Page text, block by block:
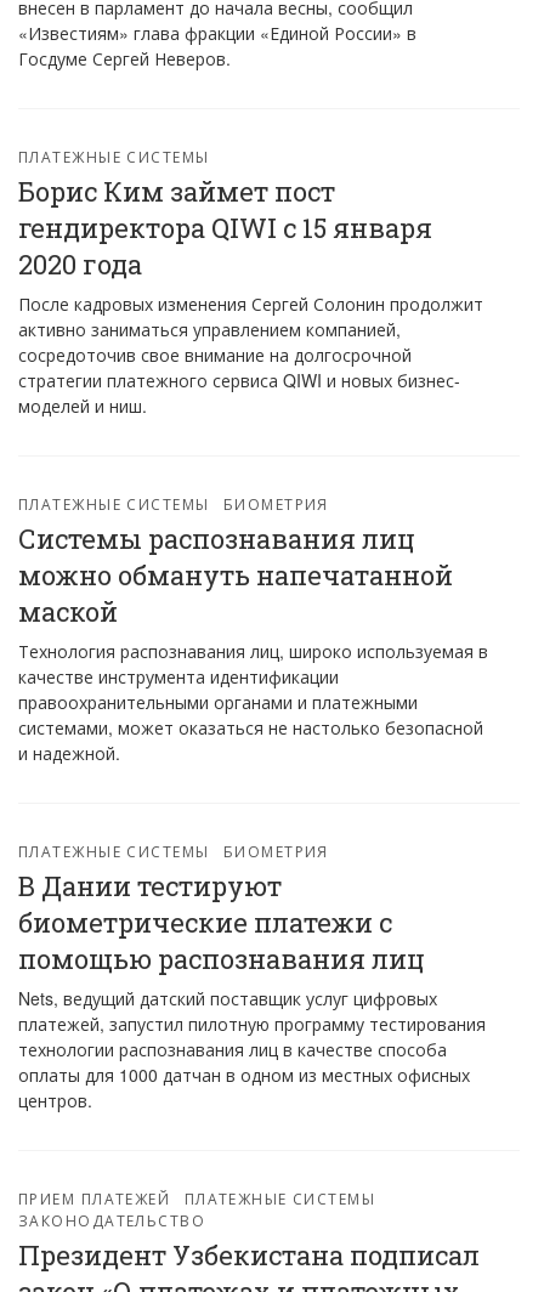
внесен в парламент до начала весны, сообщил
«Известиям» глава фракции «Единой России» в
Госдуме Сергей Неверов.
ПЛАТЕЖНЫЕ СИСТЕМЫ
Борис Ким займет пост
гендиректора QIWI с 15 января
2020 года
После кадровых изменения Сергей Солонин продолжит
активно заниматься управлением компанией,
сосредоточив свое внимание на долгосрочной
стратегии платежного сервиса QIWI и новых бизнес-
моделей и ниш.
ПЛАТЕЖНЫЕ СИСТЕМЫ БИОМЕТРИЯ
Системы распознавания лиц
можно обмануть напечатанной
маской
Технология распознавания лиц, широко используемая в
качестве инструмента идентификации
правоохранительными органами и платежными
системами, может оказаться не настолько безопасной
и надежной.
ПЛАТЕЖНЫЕ СИСТЕМЫ БИОМЕТРИЯ
В Дании тестируют
биометрические платежи с
помощью распознавания лиц
Nets, ведущий датский поставщик услуг цифровых
платежей, запустил пилотную программу тестирования
технологии распознавания лиц в качестве способа
оплаты для 1000 датчан в одном из местных офисных
центров.
ПРИЕМ ПЛАТЕЖЕЙ
ПЛАТЕЖНЫЕ СИСТЕМЫ
ЗАКОНОДАТЕЛЬСТВО
Президент Узбекистана подписал